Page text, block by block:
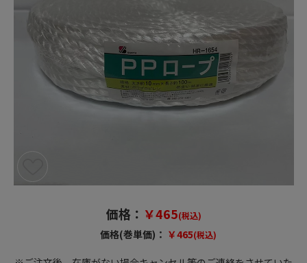
価格： ￥465(税込)
価格(巻単価)： ￥465(税込)